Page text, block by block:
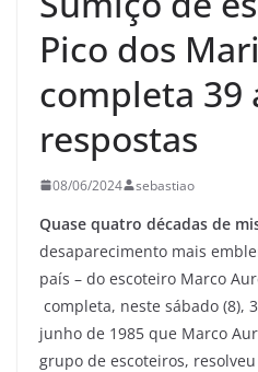
Pico dos
completa 39
respostas
08/06/2024 sebastiao
Quase quatro décadas de
desaparecimento mais
país – do escoteiro Marco
completa, neste sábado (8),
junho de 1985 que Marco
grupo de escoteiros,